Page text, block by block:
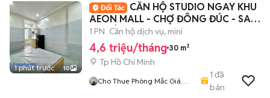
1 phút trước 10
CĂN HỘ STUDIO NGAY KHU
AEON MALL - CHỢ ĐÔNG ĐÚC - SAU
DH CÔNG THƯƠNG
1 PN Căn hộ dịch vụ, mini
4,6 triệu/tháng 30 m²
Tp Hồ Chí Minh
Cho Thue Phòng Mắc Giá
1 đã
bán